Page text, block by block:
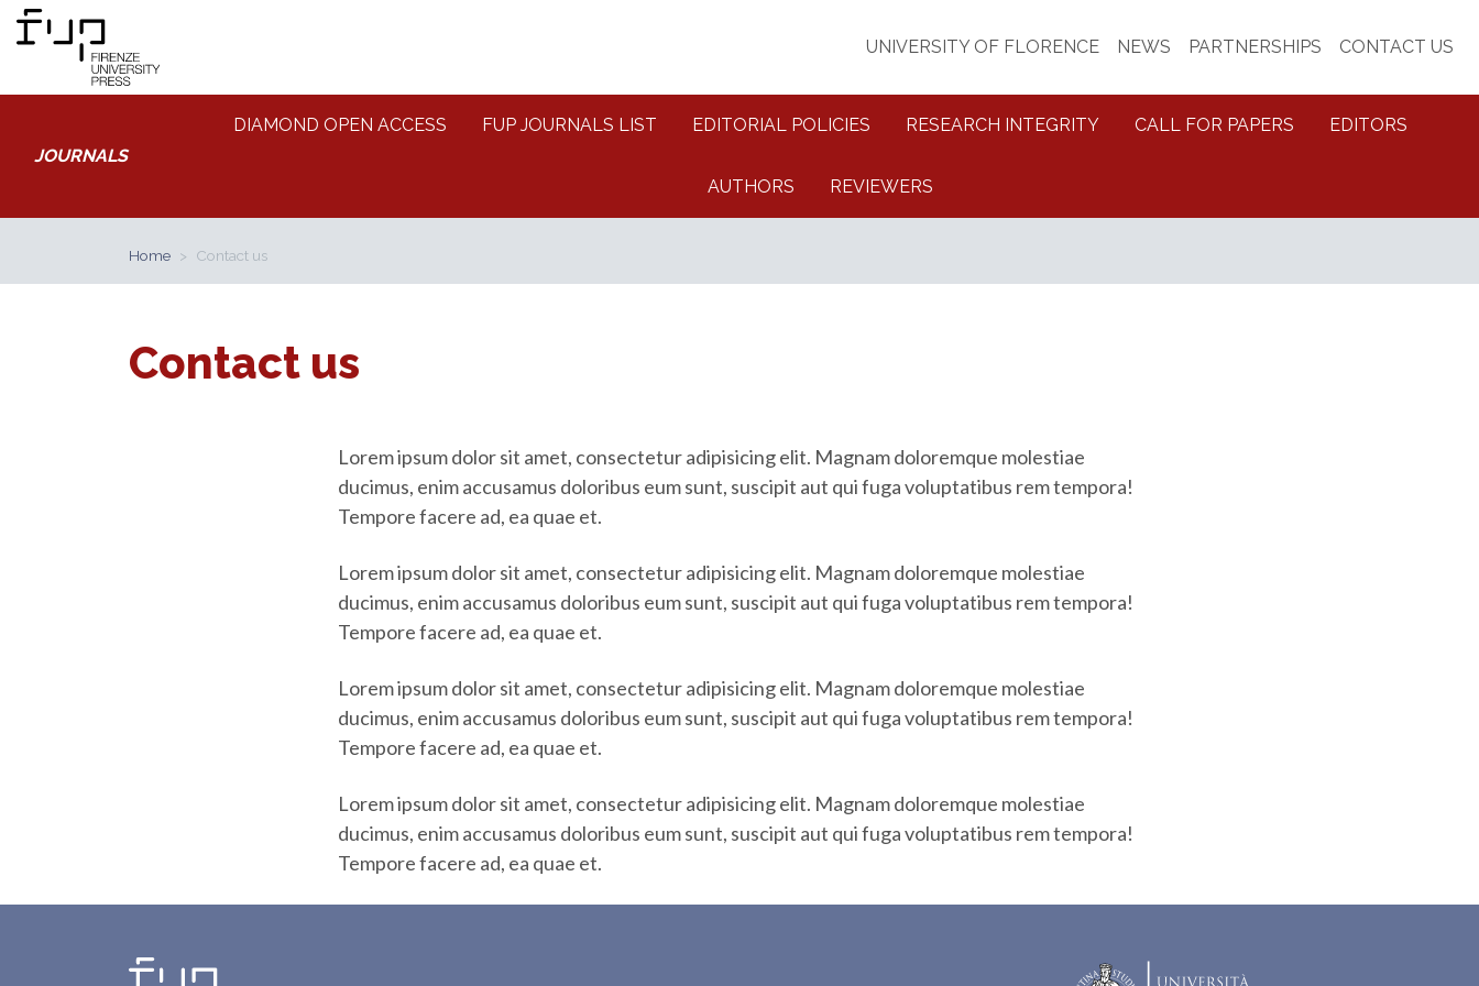
UNIVERSITY OF FLORENCE NEWS PARTNERSHIPS CONTACT US
JOURNALS
DIAMOND OPEN ACCESS FUP JOURNALS LIST EDITORIAL POLICIES RESEARCH INTEGRITY CALL FOR PAPERS EDITORS
AUTHORS REVIEWERS
Home Contact us
Contact us
Lorem ipsum dolor sit amet, consectetur adipisicing elit. Magnam doloremque molestiae
ducimus, enim accusamus doloribus eum sunt, suscipit aut qui fuga voluptatibus rem tempora!
Tempore facere ad, ea quae et.
Lorem ipsum dolor sit amet, consectetur adipisicing elit. Magnam doloremque molestiae
ducimus, enim accusamus doloribus eum sunt, suscipit aut qui fuga voluptatibus rem tempora!
Tempore facere ad, ea quae et.
Lorem ipsum dolor sit amet, consectetur adipisicing elit. Magnam doloremque molestiae
ducimus, enim accusamus doloribus eum sunt, suscipit aut qui fuga voluptatibus rem tempora!
Tempore facere ad, ea quae et.
Lorem ipsum dolor sit amet, consectetur adipisicing elit. Magnam doloremque molestiae
ducimus, enim accusamus doloribus eum sunt, suscipit aut qui fuga voluptatibus rem tempora!
Tempore facere ad, ea quae et.